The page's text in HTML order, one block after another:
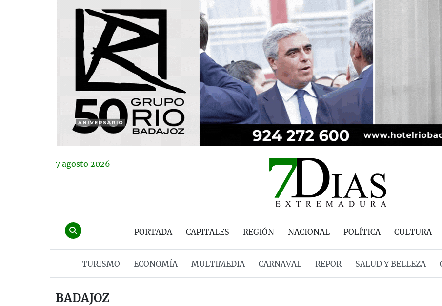
7 agosto 2026
PORTADA CAPITALES REGIÓN NACIONAL POLÍTICA CULTURA
TURISMO ECONOMÍA MULTIMEDIA CARNAVAL REPOR SALUD Y BELLEZA
BADAJOZ